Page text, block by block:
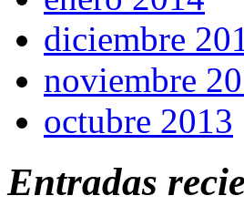
diciembre
noviembre
octubre 2013
Entradas